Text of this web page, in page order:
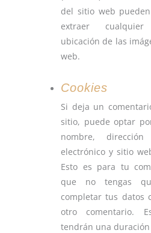
del sitio web
extraer
ubicación de las
web.
Cookies
Si deja un
sitio, puede optar
nombre,
electrónico y sitio
Esto es para tu
que no tengas
completar tus datos
otro comentario.
tendrán una